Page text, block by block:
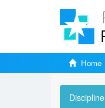
Home
Discipline